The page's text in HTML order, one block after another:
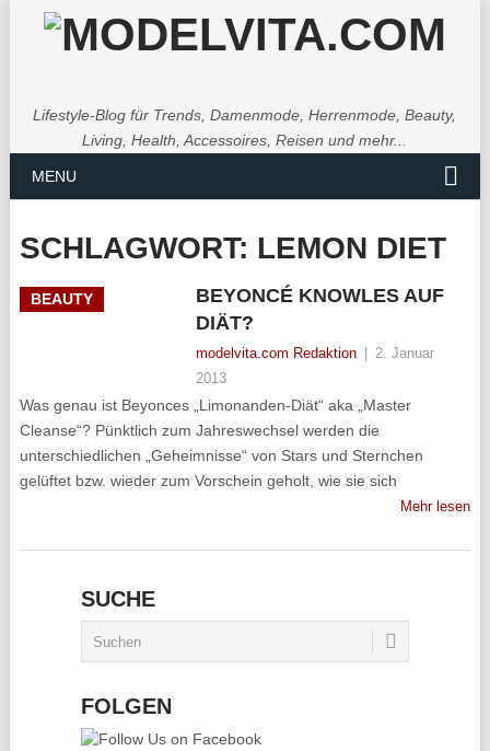
Lifestyle-Blog für Trends, Damenmode, Herrenmode, Beauty,
Living, Health, Accessoires, Reisen und mehr...
MENU
SCHLAGWORT: LEMON DIET
BEAUTY
BEYONCÉ KNOWLES AUF
DIÄT?
modelvita.com Redaktion
2. Januar
2013
Was genau ist Beyonces „Limonanden-Diät“ aka „Master
Cleanse“? Pünktlich zum Jahreswechsel werden die
unterschiedlichen „Geheimnisse“ von Stars und Sternchen
gelüftet bzw. wieder zum Vorschein geholt, wie sie sich
Mehr lesen
SUCHE
FOLGEN